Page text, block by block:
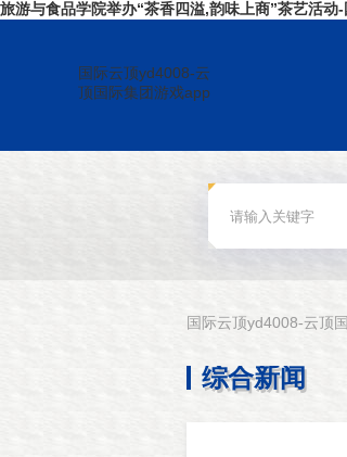
旅游与食品学院举办“茶香四溢,韵味上商”茶艺活动
国际云顶yd4008-云
顶国际集团游戏app
国际云顶yd4008-云顶
综合新闻